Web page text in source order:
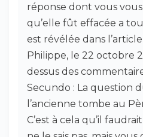
réponse dont vous
qu’elle fût effacée a
est révélée dans
Philippe, le 22 octobre
dessus des
Secundo : La question
l’ancienne tombe au
C’est à cela qu’il